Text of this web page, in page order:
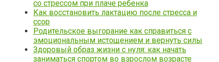
со стрессом при плаче ребенка
Как восстановить лактацию после стресса и
ссор
Родительское выгорание как справиться с
эмоциональным истощением и вернуть силы
Здоровый образ жизни с нуля: как начать
заниматься спортом во взрослом возрасте